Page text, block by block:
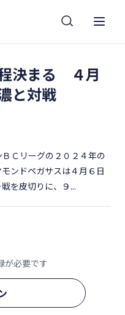
決まる ４月
と対戦
Ｃリーグの２０２４年の
ンドペガサスは４月６日
を皮切りに、９...
が必要です